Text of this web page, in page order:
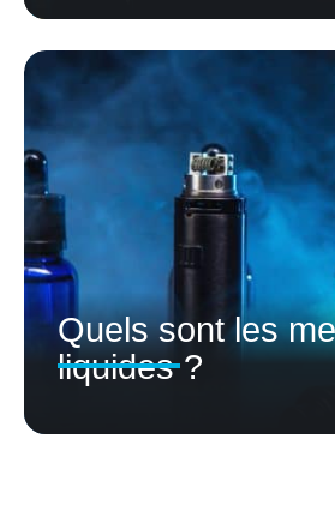
Quels sont les
liquides ?